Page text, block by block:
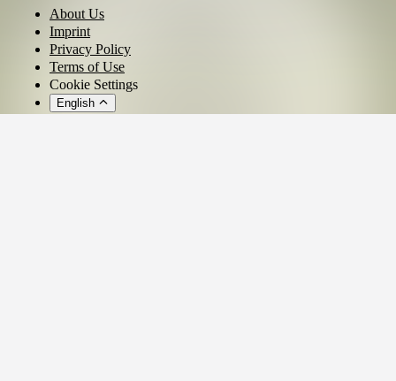
About Us
Imprint
Privacy Policy
Terms of Use
Cookie Settings
English